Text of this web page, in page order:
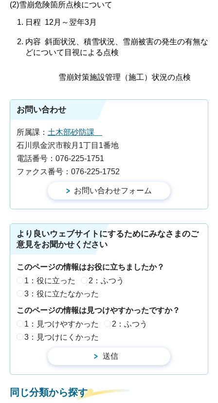
(2)雪崩危険箇所点検について
日程 12月～翌年3月
内容 斜面状況、積雪状況、雪崩被害の発生の有無な
どについて目視による点検
雪崩対策施設管理（施工）状況の点検
お問い合わせ
所属課： 土木部砂防課
石川県金沢市鞍月1丁目1番地
電話番号：076-225-1751
ファクス番号：076-225-1752
より良いウェブサイトにするためにみなさまのご
意見をお聞かせください
このページの情報はお役に立ちましたか？
1：役に立った
2：ふつう
3：役に立たなかった
このページの情報は見つけやすかったですか？
1：見つけやすかった
2：ふつう
3：見つけにくかった
同じ分類から探す